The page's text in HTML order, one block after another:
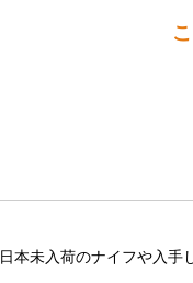
日本未入荷のナイフや入手